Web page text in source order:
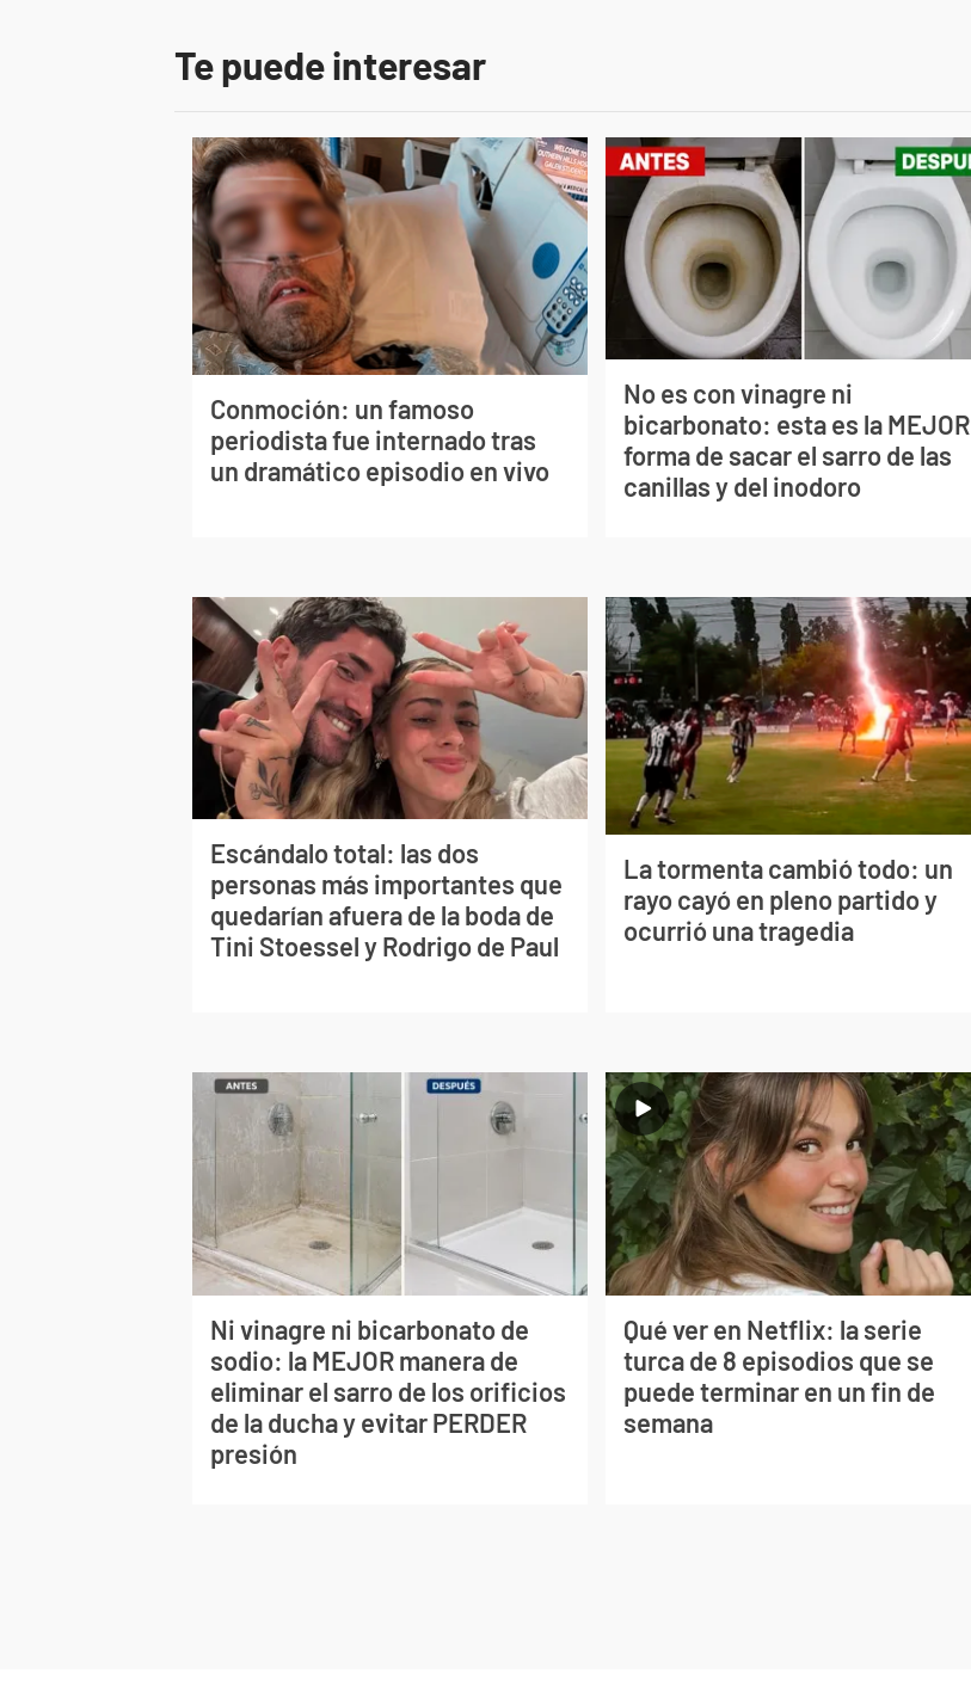
Te puede interesar
Conmoción: un famoso
periodista fue internado tras
un dramático episodio en vivo
No es con vinagre ni
bicarbonato: esta es la MEJOR
forma de sacar el sarro de las
canillas y del inodoro
Escándalo total: las dos
personas más importantes que
quedarían afuera de la boda de
Tini Stoessel y Rodrigo de Paul
La tormenta cambió todo: un
rayo cayó en pleno partido y
ocurrió una tragedia
Ni vinagre ni bicarbonato de
sodio: la MEJOR manera de
eliminar el sarro de los orificios
de la ducha y evitar PERDER
presión
Qué ver en Netflix: la serie
turca de 8 episodios que se
puede terminar en un fin de
semana